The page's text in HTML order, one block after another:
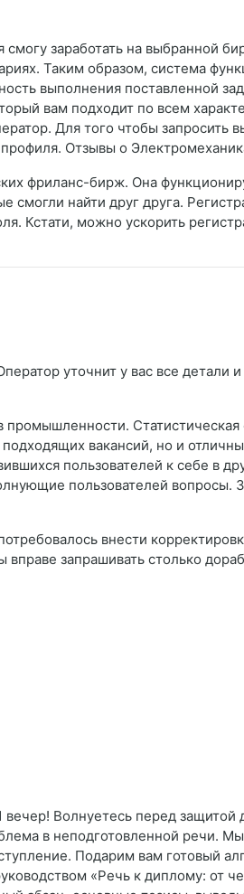
заработать на выбранной
Таким образом, система
выполнения поставленной
вам подходит по всем
Для того чтобы запросить
Отзывы о
фриланс-бирж. Она
смогли найти друг друга.
Кстати, можно ускорить
уточнит у вас все
вакансий, но и
пользователей к себе в
пользователей вопросы.
внести
запрашивать столько
Волнуетесь перед
в неподготовленной речи.
Подарим вам готовый
«Речь к диплому: от